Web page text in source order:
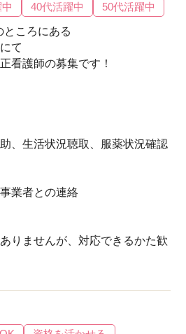
40代活躍中 50代活躍中
ところにある
て
看護師の募集です！
、生活状況聴取、服薬状況確認
業者との連絡
りませんが、対応できるかた歓